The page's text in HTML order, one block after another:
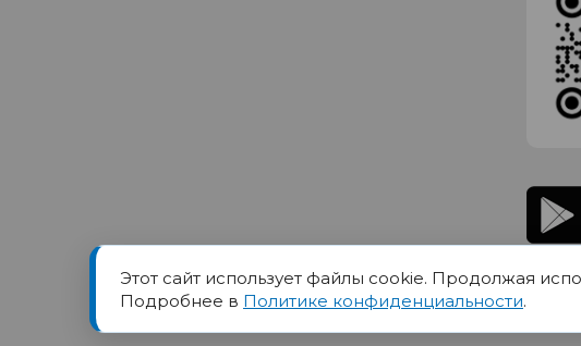
Товарный знак ПОРТ принадлежит
Юр.адрес
Этот сайт использует файлы cookie. Продолжая
Подробнее в Политике конфиденциальности.